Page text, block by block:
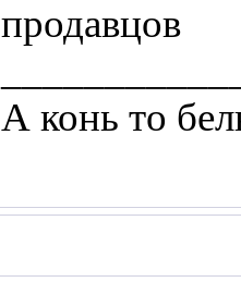
продавцов
А конь то